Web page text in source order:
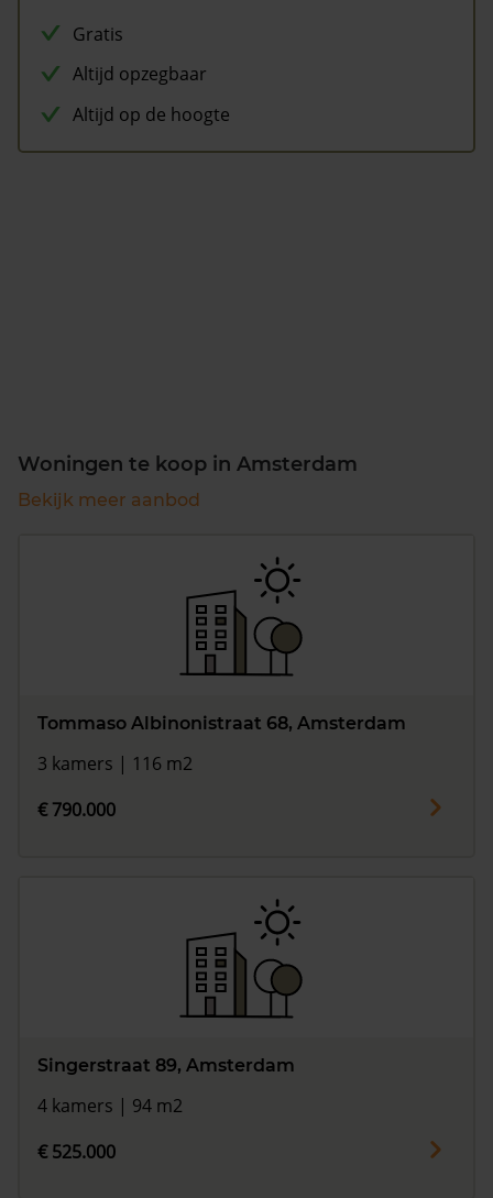
Gratis
Altijd opzegbaar
Altijd op de hoogte
Woningen te koop in Amsterdam
Bekijk meer aanbod
Tommaso Albinonistraat 68, Amsterdam
3 kamers | 116 m2
€ 790.000
Singerstraat 89, Amsterdam
4 kamers | 94 m2
€ 525.000